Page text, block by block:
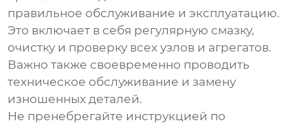
правильное обслуживание и эксплуатацию.
Это включает в себя регулярную смазку,
очистку и проверку всех узлов и агрегатов.
Важно также своевременно проводить
техническое обслуживание и замену
изношенных деталей.
Не пренебрегайте инструкцией по